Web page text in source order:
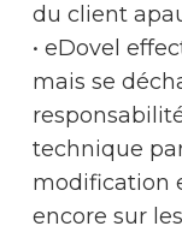
du client
• eDovel
mais se
technique
modification
encore sur